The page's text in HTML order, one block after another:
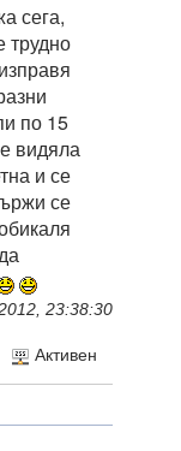
сега,
трудно
по 15
видяла
и се
се
23:38:30
Активен